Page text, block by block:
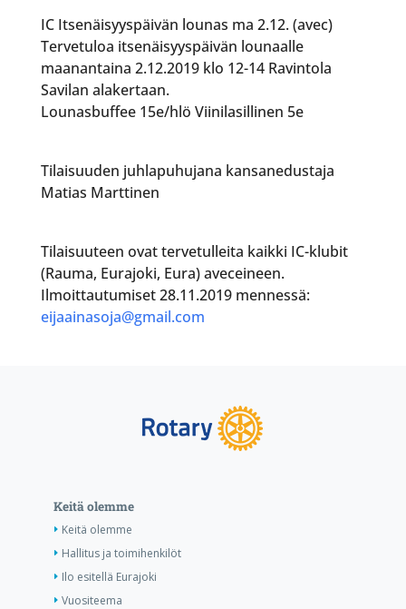
IC Itsenäisyyspäivän lounas ma 2.12. (avec)
Tervetuloa itsenäisyyspäivän lounaalle
maanantaina 2.12.2019 klo 12-14 Ravintola
Savilan alakertaan.
Lounasbuffee 15e/hlö Viinilasillinen 5e
Tilaisuuden juhlapuhujana kansanedustaja
Matias Marttinen
Tilaisuuteen ovat tervetulleita kaikki IC-klubit
(Rauma, Eurajoki, Eura) aveceineen.
Ilmoittautumiset 28.11.2019 mennessä:
eijaainasoja@gmail.com
Keitä olemme
Keitä olemme
Hallitus ja toimihenkilöt
Ilo esitellä Eurajoki
Vuositeema